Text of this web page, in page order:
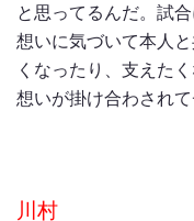
と思ってるんだ。試
想いに気づいて本人
くなったり、支えた
想いが掛け合わされ
川村